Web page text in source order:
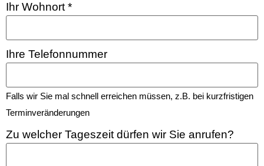
Ihr Wohnort *
Ihre Telefonnummer
Falls wir Sie mal schnell erreichen müssen, z.B. bei kurzfristigen
Terminveränderungen
Zu welcher Tageszeit dürfen wir Sie anrufen?